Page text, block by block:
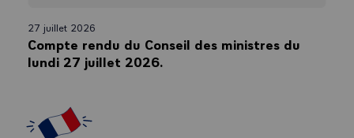
27 juillet 2026
Compte rendu du Conseil des ministres du
lundi 27 juillet 2026.